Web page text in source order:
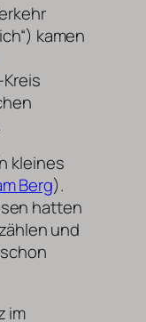
kamen
kleines
Berg).
hatten
und
im